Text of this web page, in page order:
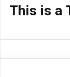
This is a